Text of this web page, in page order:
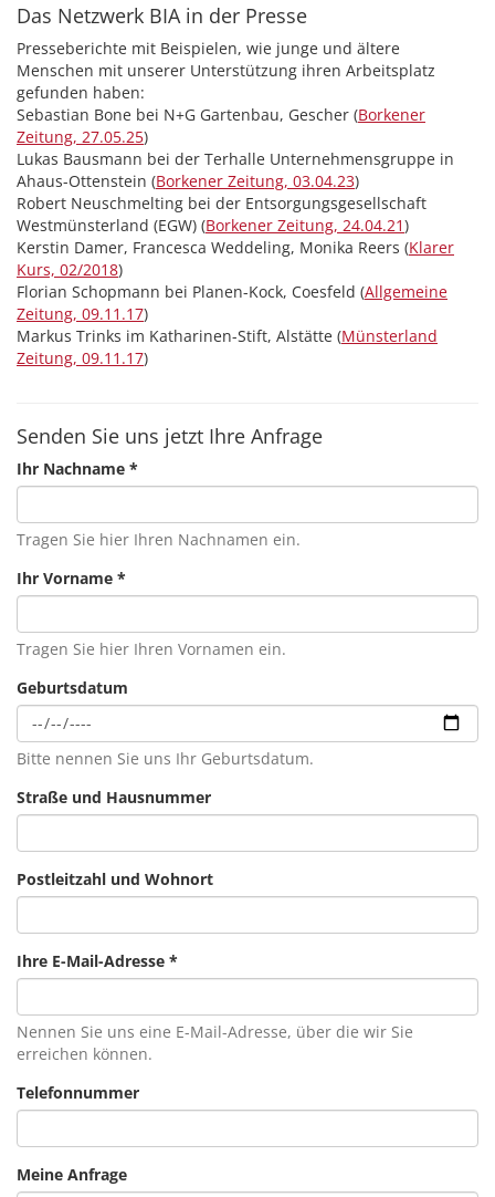
Das Netzwerk BIA in der Presse
Presseberichte mit Beispielen, wie junge und ältere
Menschen mit unserer Unterstützung ihren Arbeitsplatz
gefunden haben:
Sebastian Bone bei N+G Gartenbau, Gescher (Borkener
Zeitung, 27.05.25)
Lukas Bausmann bei der Terhalle Unternehmensgruppe in
Ahaus-Ottenstein (Borkener Zeitung, 03.04.23)
Robert Neuschmelting bei der Entsorgungsgesellschaft
Westmünsterland (EGW) (Borkener Zeitung, 24.04.21)
Kerstin Damer, Francesca Weddeling, Monika Reers (Klarer
Kurs, 02/2018)
Florian Schopmann bei Planen-Kock, Coesfeld (Allgemeine
Zeitung, 09.11.17)
Markus Trinks im Katharinen-Stift, Alstätte (Münsterland
Zeitung, 09.11.17)
Senden Sie uns jetzt Ihre Anfrage
Ihr Nachname *
Tragen Sie hier Ihren Nachnamen ein.
Ihr Vorname *
Tragen Sie hier Ihren Vornamen ein.
Geburtsdatum
Bitte nennen Sie uns Ihr Geburtsdatum.
Straße und Hausnummer
Postleitzahl und Wohnort
Ihre E-Mail-Adresse *
Nennen Sie uns eine E-Mail-Adresse, über die wir Sie
erreichen können.
Telefonnummer
Meine Anfrage